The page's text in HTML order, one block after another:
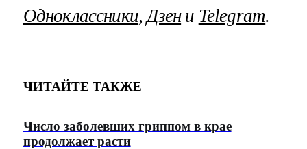
Одноклассники, Дзени Telegram.
ЧИТАЙТЕ ТАКЖЕ
Число заболевших гриппом в крае
продолжает расти